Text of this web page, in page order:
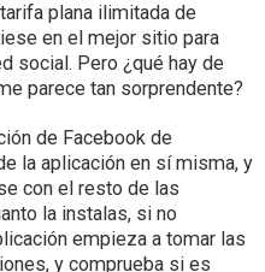
plana ilimitada de
en el mejor sitio para
social. Pero ¿qué hay de
parece tan sorprendente?
de Facebook de
la aplicación en sí misma, y
con el resto de las
la instalas, si no
empieza a tomar las
y comprueba si es